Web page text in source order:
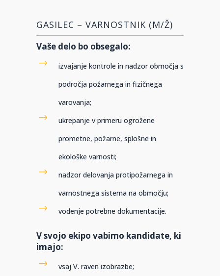
GASILEC – VARNOSTNIK (M/Ž)
Vaše delo bo obsegalo:
izvajanje kontrole in nadzor območja s
področja požarnega in fizičnega
varovanja;
ukrepanje v primeru ogrožene
prometne, požarne, splošne in
ekološke varnosti;
nadzor delovanja protipožarnega in
varnostnega sistema na območju;
vodenje potrebne dokumentacije.
V svojo ekipo vabimo kandidate, ki
imajo:
vsaj V. raven izobrazbe;